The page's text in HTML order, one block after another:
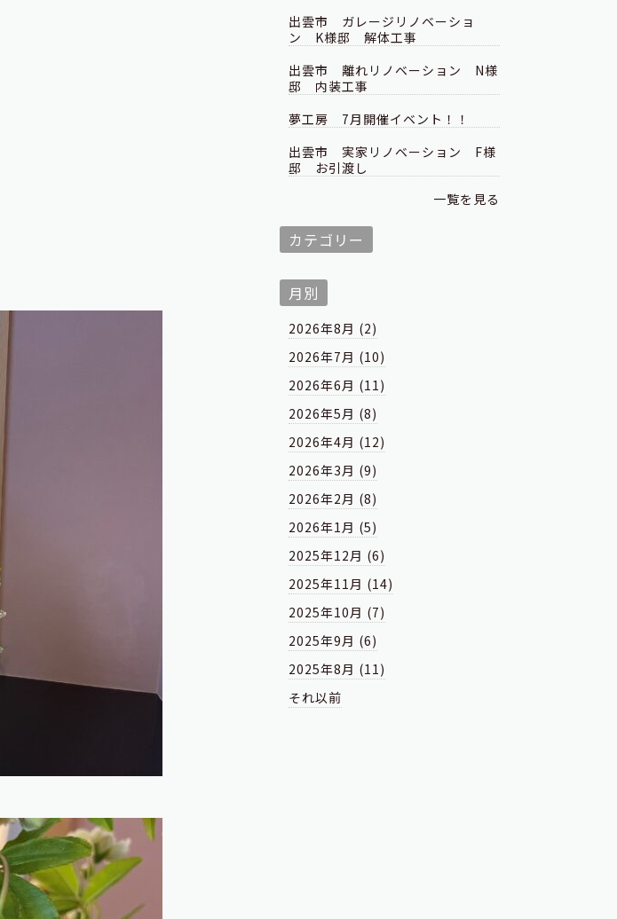
出雲市 ガレージリノベーショ
ン K様邸 解体工事
出雲市 離れリノベーション N様
邸 内装工事
夢工房 7月開催イベント！！
出雲市 実家リノベーション F様
邸 お引渡し
一覧を見る
カテゴリー
月別
2026年8月 (2)
2026年7月 (10)
2026年6月 (11)
2026年5月 (8)
2026年4月 (12)
2026年3月 (9)
2026年2月 (8)
2026年1月 (5)
2025年12月 (6)
2025年11月 (14)
2025年10月 (7)
2025年9月 (6)
2025年8月 (11)
それ以前